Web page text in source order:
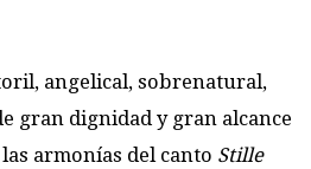
angelical, sobrenatural,
gran dignidad y gran alcance
armonías del canto Stille